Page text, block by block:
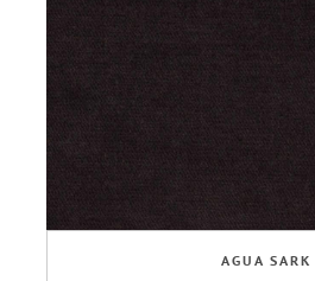
AGUA SARK